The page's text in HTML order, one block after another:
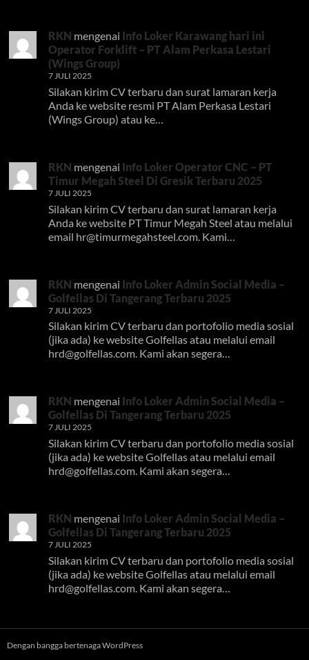
RKN mengenai Info Loker Karawang hari ini
Operator Forklift – PT Alam Perkasa Lestari
(Wings Group)
7 JULI 2025
Silakan kirim CV terbaru dan surat lamaran kerja
Anda ke website resmi PT Alam Perkasa Lestari
(Wings Group) atau ke…
RKN mengenai Info Loker Operator CNC – PT
Timur Megah Steel Di Gresik Terbaru 2025
7 JULI 2025
Silakan kirim CV terbaru dan surat lamaran kerja
Anda ke website PT Timur Megah Steel atau melalui
email hr@timurmegahsteel.com . Kami…
RKN mengenai Info Loker Admin Social Media –
Golfellas Di Tangerang Terbaru 2025
7 JULI 2025
Silakan kirim CV terbaru dan portofolio media sosial
(jika ada) ke website Golfellas atau melalui email
hrd@golfellas.com. Kami akan segera…
RKN mengenai Info Loker Admin Social Media –
Golfellas Di Tangerang Terbaru 2025
7 JULI 2025
Silakan kirim CV terbaru dan portofolio media sosial
(jika ada) ke website Golfellas atau melalui email
hrd@golfellas.com. Kami akan segera…
RKN mengenai Info Loker Admin Social Media –
Golfellas Di Tangerang Terbaru 2025
7 JULI 2025
Silakan kirim CV terbaru dan portofolio media sosial
(jika ada) ke website Golfellas atau melalui email
hrd@golfellas.com. Kami akan segera…
Dengan bangga bertenaga WordPress